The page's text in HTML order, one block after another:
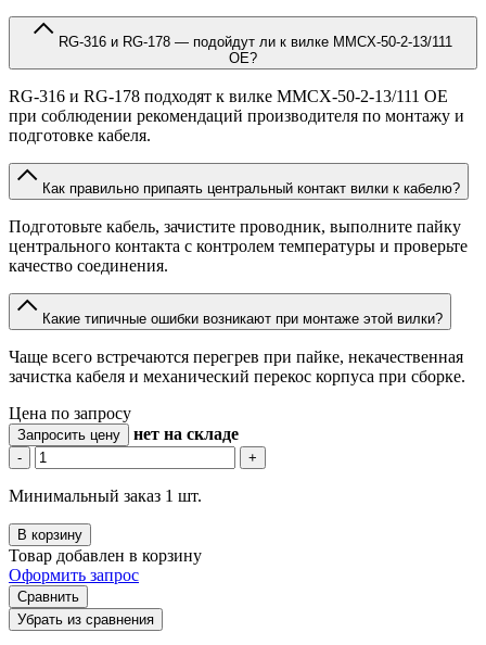
OE?
RG-316 и RG-178 подходят к вилке MMCX-50-2-13/111 OE
при соблюдении рекомендаций производителя по монтажу и
подготовке кабеля.
Как правильно припаять центральный контакт вилки к кабелю?
Подготовьте кабель, зачистите проводник, выполните пайку
центрального контакта с контролем температуры и проверьте
качество соединения.
Какие типичные ошибки возникают при монтаже этой вилки?
Чаще всего встречаются перегрев при пайке, некачественная
зачистка кабеля и механический перекос корпуса при сборке.
Цена по запросу
Запросить цену нет на складе
- +
Минимальный заказ 1 шт.
В корзину
Товар добавлен в корзину
Оформить запрос
Сравнить
Убрать из сравнения